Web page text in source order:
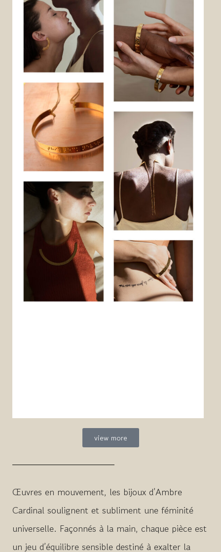
view more
Œuvres en mouvement, les bijoux d’Ambre
Cardinal soulignent et subliment une féminité
universelle. Façonnés à la main, chaque pièce est
un jeu d’équilibre sensible destiné à exalter la